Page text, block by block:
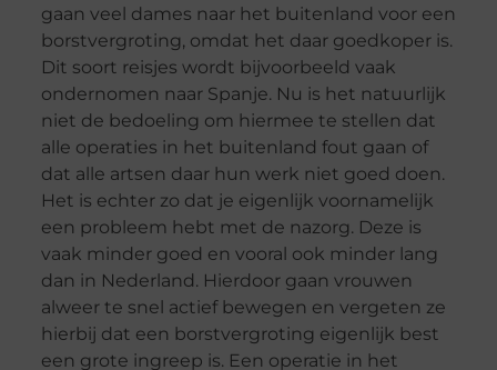
gaan veel dames naar het buitenland voor een
borstvergroting, omdat het daar goedkoper is.
Dit soort reisjes wordt bijvoorbeeld vaak
ondernomen naar Spanje. Nu is het natuurlijk
niet de bedoeling om hiermee te stellen dat
alle operaties in het buitenland fout gaan of
dat alle artsen daar hun werk niet goed doen.
Het is echter zo dat je eigenlijk voornamelijk
een probleem hebt met de nazorg. Deze is
vaak minder goed en vooral ook minder lang
dan in Nederland. Hierdoor gaan vrouwen
alweer te snel actief bewegen en vergeten ze
hierbij dat een borstvergroting eigenlijk best
een grote ingreep is. Een operatie in het